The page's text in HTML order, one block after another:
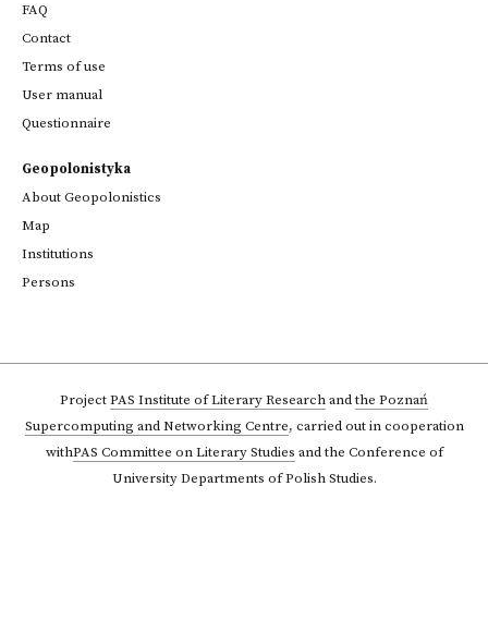
FAQ
Contact
Terms of use
User manual
Questionnaire
Geopolonistyka
About Geopolonistics
Map
Institutions
Persons
ProjectPAS Institute of Literary Researchandthe Poznań
Supercomputing and Networking Centre, carried out in cooperation
withPAS Committee on Literary Studies and the Conference of
University Departments of Polish Studies.